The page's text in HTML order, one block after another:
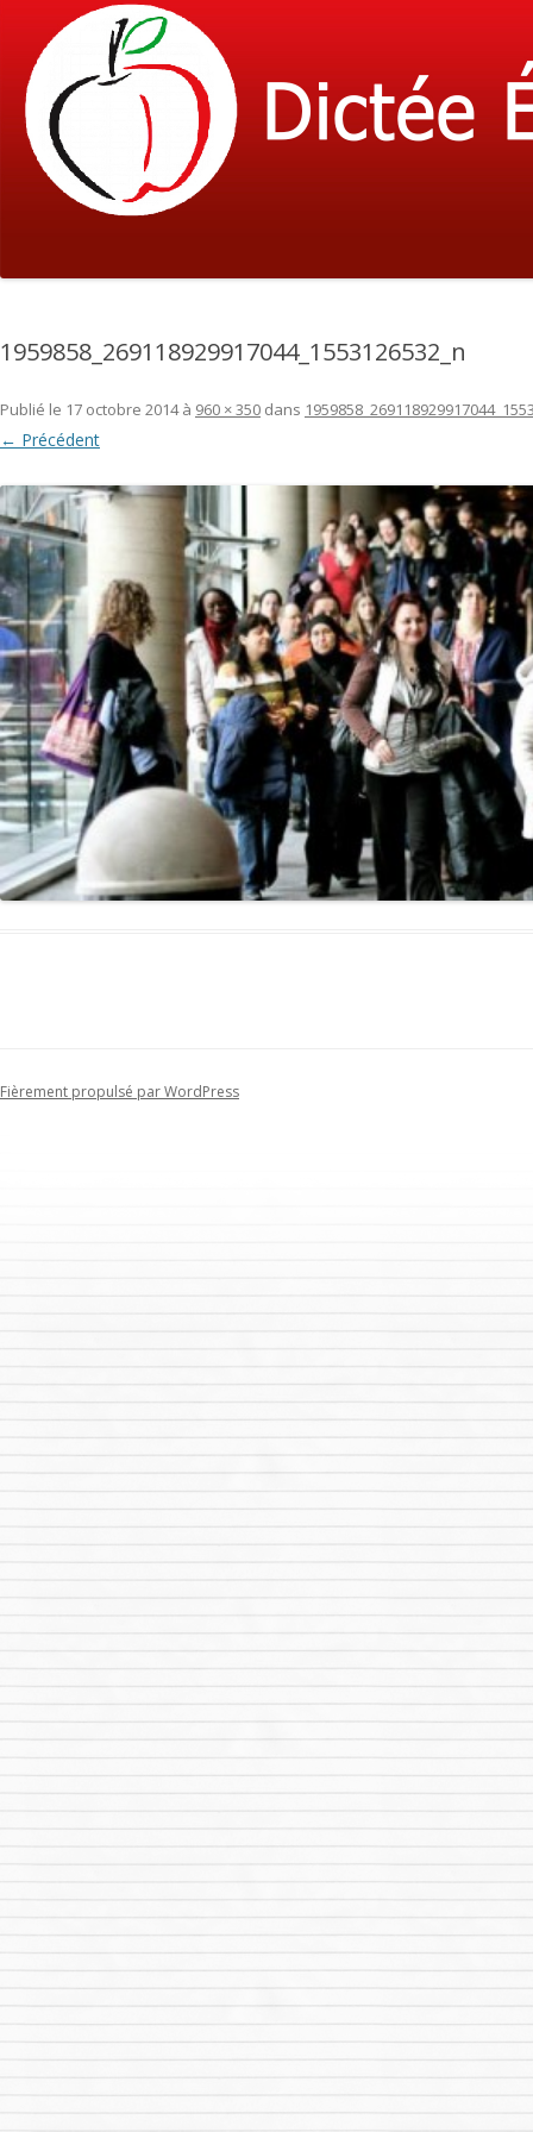
Dictée Éric-Fournier
1959858_269118929917044_1553126532_n
Publié le 17 octobre 2014à 960 × 350 dans
← Précédent
Fièrement propulsé par WordPress